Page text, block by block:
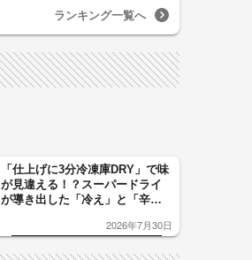
ランキング一覧へ
「仕上げに3分冷凍庫DRY」で味
が見違える！？スーパードライ
が導き出した「冷え」と「辛
した「辛口カーブ」が飲み頃の
2026年7月30日